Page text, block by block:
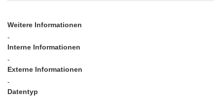
Weitere Informationen
-
Interne Informationen
-
Externe Informationen
-
Datentyp